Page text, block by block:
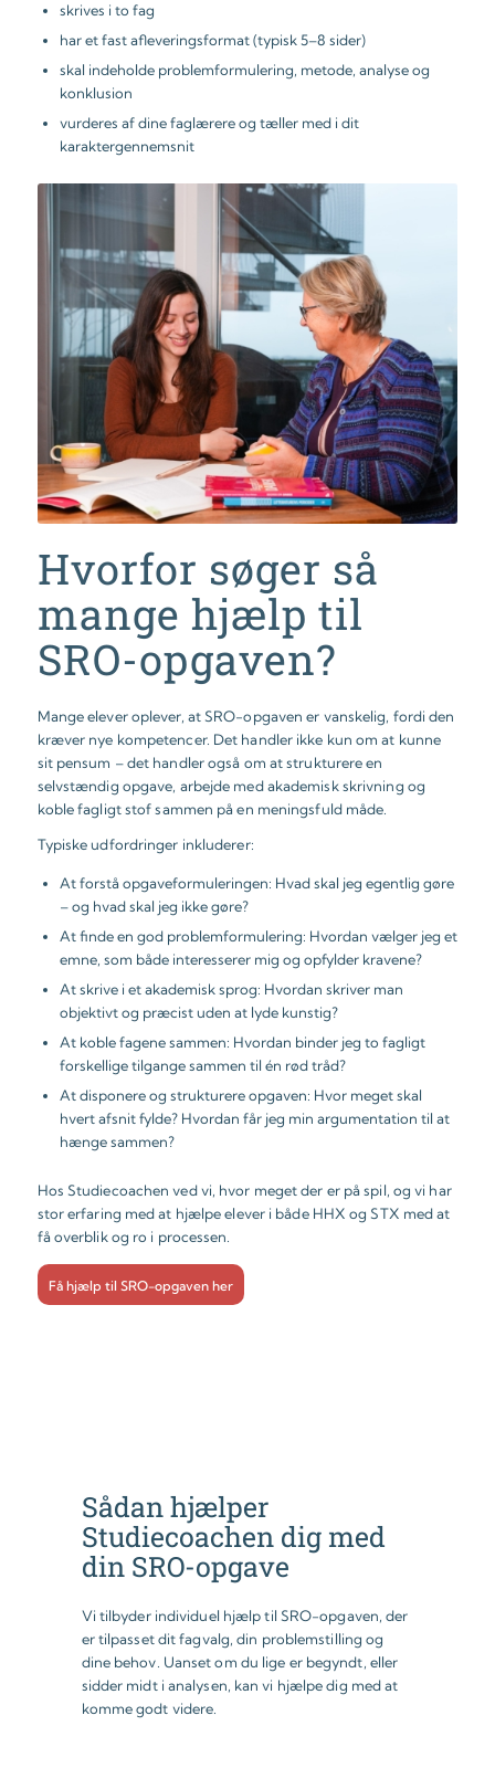
skrives i to fag
har et fast afleveringsformat (typisk 5–8 sider)
skal indeholde problemformulering, metode, analyse og
konklusion
vurderes af dine faglærere og tæller med i dit
karaktergennemsnit
Hvorfor søger så
mange hjælp til
SRO-opgaven?
Mange elever oplever, at SRO-opgaven er vanskelig, fordi den
kræver nye kompetencer. Det handler ikke kun om at kunne
sit pensum – det handler også om at strukturere en
selvstændig opgave, arbejde med akademisk skrivning og
koble fagligt stof sammen på en meningsfuld måde.
Typiske udfordringer inkluderer:
At forstå opgaveformuleringen: Hvad skal jeg egentlig gøre
– og hvad skal jeg ikke gøre?
At finde en god problemformulering: Hvordan vælger jeg et
emne, som både interesserer mig og opfylder kravene?
At skrive i et akademisk sprog: Hvordan skriver man
objektivt og præcist uden at lyde kunstig?
At koble fagene sammen: Hvordan binder jeg to fagligt
forskellige tilgange sammen til én rød tråd?
At disponere og strukturere opgaven: Hvor meget skal
hvert afsnit fylde? Hvordan får jeg min argumentation til at
hænge sammen?
Hos Studiecoachen ved vi, hvor meget der er på spil, og vi har
stor erfaring med at hjælpe elever i både HHX og STX med at
få overblik og ro i processen.
Få hjælp til SRO-opgaven her
Sådan hjælper
Studiecoachen dig med
din SRO-opgave
Vi tilbyder individuel hjælp til SRO-opgaven, der
er tilpasset dit fagvalg, din problemstilling og
dine behov. Uanset om du lige er begyndt, eller
sidder midt i analysen, kan vi hjælpe dig med at
komme godt videre.